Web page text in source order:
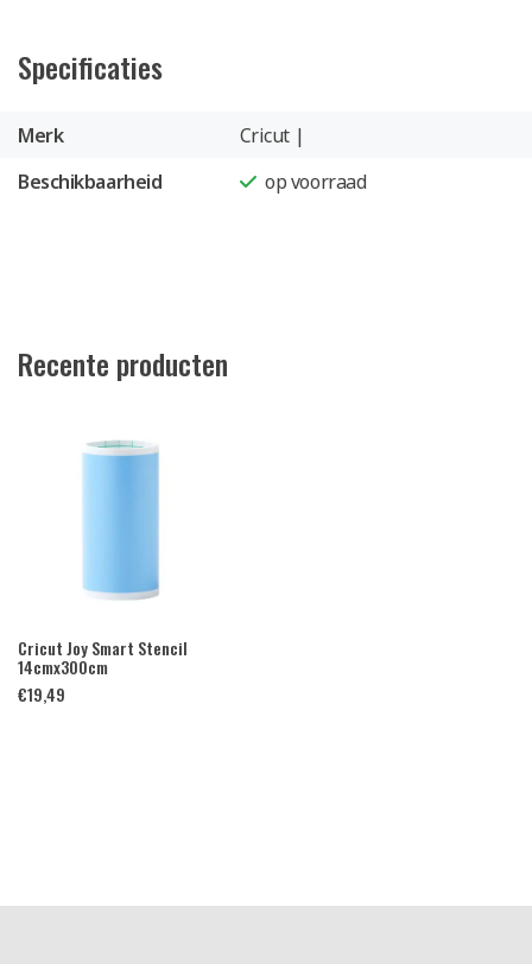
Specificaties
Merk
Cricut |
Beschikbaarheid
op voorraad
Recente producten
Cricut Joy Smart Stencil
14cmx300cm
€19,49